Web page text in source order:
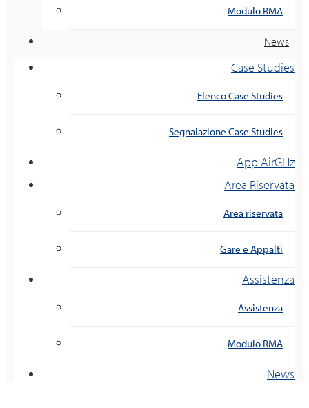
Modulo RMA
News
Case Studies
Elenco Case Studies
Segnalazione Case Studies
App AirGHz
Area Riservata
Area riservata
Gare e Appalti
Assistenza
Assistenza
Modulo RMA
News